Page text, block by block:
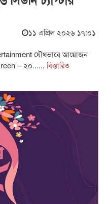
১১ এপ্রিল ২০২৬ ১৭:০১
যৌথভাবে আয়োজন
– ২০......বিস্তারিত